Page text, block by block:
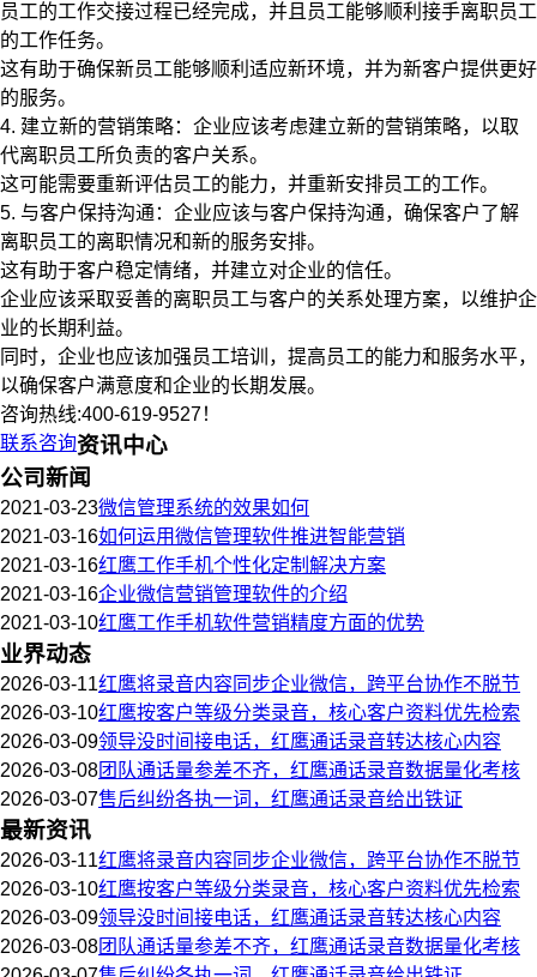
员工的工作交接过程已经完成，并且员工能够顺利接手离职员工
的工作任务。
这有助于确保新员工能够顺利适应新环境，并为新客户提供更好
的服务。
4. 建立新的营销策略：企业应该考虑建立新的营销策略，以取
代离职员工所负责的客户关系。
这可能需要重新评估员工的能力，并重新安排员工的工作。
5. 与客户保持沟通：企业应该与客户保持沟通，确保客户了解
离职员工的离职情况和新的服务安排。
这有助于客户稳定情绪，并建立对企业的信任。
企业应该采取妥善的离职员工与客户的关系处理方案，以维护企
业的长期利益。
同时，企业也应该加强员工培训，提高员工的能力和服务水平，
以确保客户满意度和企业的长期发展。
咨询热线:400-619-9527！
联系咨询资讯中心
公司新闻
2021-03-23微信管理系统的效果如何
2021-03-16如何运用微信管理软件推进智能营销
2021-03-16红鹰工作手机个性化定制解决方案
2021-03-16企业微信营销管理软件的介绍
2021-03-10红鹰工作手机软件营销精度方面的优势
业界动态
2026-03-11红鹰将录音内容同步企业微信，跨平台协作不脱节
2026-03-10红鹰按客户等级分类录音，核心客户资料优先检索
2026-03-09领导没时间接电话，红鹰通话录音转达核心内容
2026-03-08团队通话量参差不齐，红鹰通话录音数据量化考核
2026-03-07售后纠纷各执一词，红鹰通话录音给出铁证
最新资讯
2026-03-11红鹰将录音内容同步企业微信，跨平台协作不脱节
2026-03-10红鹰按客户等级分类录音，核心客户资料优先检索
2026-03-09领导没时间接电话，红鹰通话录音转达核心内容
2026-03-08团队通话量参差不齐，红鹰通话录音数据量化考核